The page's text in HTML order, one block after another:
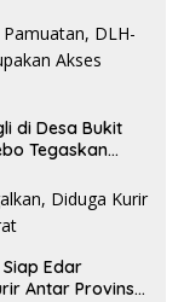
di Desa Bukit
Tegaskan
Edar
Antar Provinsi